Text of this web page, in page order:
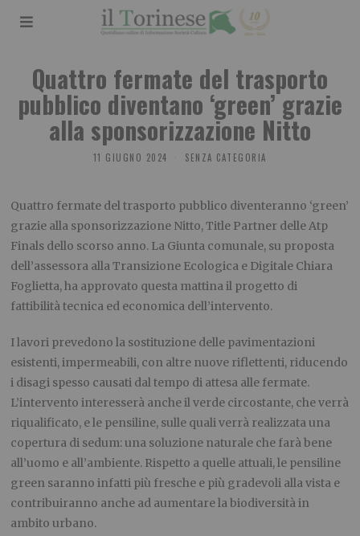
Quattro fermate del trasporto
pubblico diventano ‘green’ grazie
alla sponsorizzazione Nitto
11 GIUGNO 2024 SENZA CATEGORIA
Quattro fermate del trasporto pubblico diventeranno ‘green’
grazie alla sponsorizzazione Nitto, Title Partner delle Atp
Finals dello scorso anno. La Giunta comunale, su proposta
dell’assessora alla Transizione Ecologica e Digitale Chiara
Foglietta, ha approvato questa mattina il progetto di
fattibilità tecnica ed economica dell’intervento.
I lavori prevedono la sostituzione delle pavimentazioni
esistenti, impermeabili, con altre nuove riflettenti, riducendo
i disagi spesso causati dal tempo di attesa alle fermate.
L’intervento interesserà anche il verde circostante, che verrà
riqualificato, e le pensiline, sulle quali verrà realizzata una
copertura di sedum: una soluzione naturale che farà bene
all’uomo e all’ambiente. Rispetto a quelle attuali, le pensiline
green saranno infatti più fresche e più gradevoli alla vista e
contribuiranno anche ad aumentare la biodiversità in
ambito urbano.